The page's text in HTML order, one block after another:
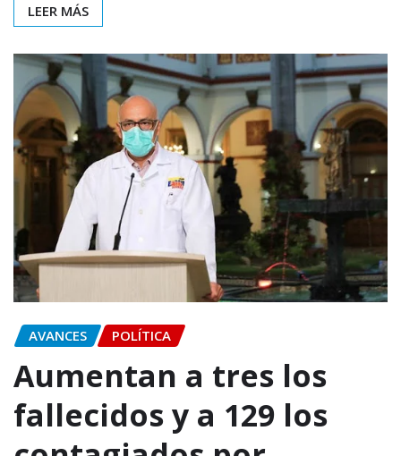
LEER MÁS
AVANCES POLÍTICA
Aumentan a tres los
fallecidos y a 129 los